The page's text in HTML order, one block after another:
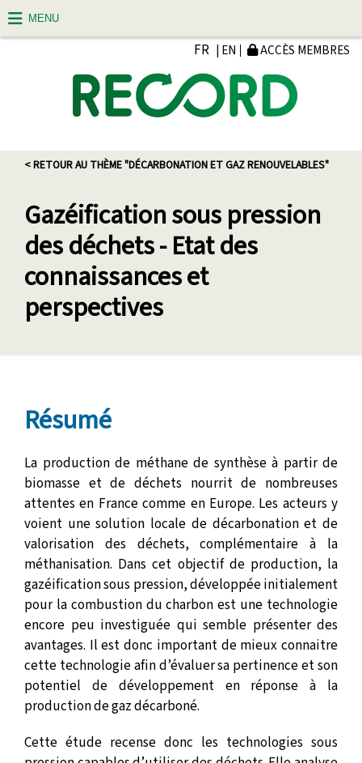
FR | EN ACCÈS MEMBRES
< RETOUR AU THÈME "DÉCARBONATION ET GAZ RENOUVELABLES"
Gazéification sous pression
des déchets - Etat des
connaissances et
perspectives
Résumé
La production de méthane de synthèse à partir de
biomasse et de déchets nourrit de nombreuses
attentes en France comme en Europe. Les acteurs y
voient une solution locale de décarbonation et de
valorisation des déchets, complémentaire à la
méthanisation. Dans cet objectif de production, la
gazéification sous pression, développée initialement
pour la combustion du charbon est une technologie
encore peu investiguée qui semble présenter des
avantages. Il est donc important de mieux connaitre
cette technologie afin d’évaluer sa pertinence et son
potentiel de développement en réponse à la
production de gaz décarboné.
Cette étude recense donc les technologies sous
MENU